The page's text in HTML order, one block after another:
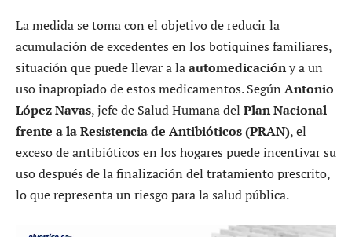
La medida se toma con el objetivo de reducir la
acumulación de excedentes en los botiquines familiares,
situación que puede llevar a laautomedicacióny a un
uso inapropiado de estos medicamentos. Según Antonio
López Navas, jefe de Salud Humana del Plan Nacional
frente a la Resistencia de Antibióticos (PRAN), el
exceso de antibióticos en los hogares puede incentivar su
uso después de la finalización del tratamiento prescrito,
lo que representa un riesgo para la salud pública.